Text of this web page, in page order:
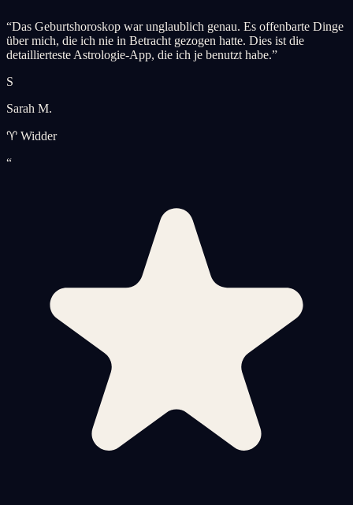
“Das Geburtshoroskop war unglaublich genau. Es offenbarte Dinge
über mich, die ich nie in Betracht gezogen hatte. Dies ist die
detaillierteste Astrologie-App, die ich je benutzt habe.”
S
Sarah M.
♈ Widder
“